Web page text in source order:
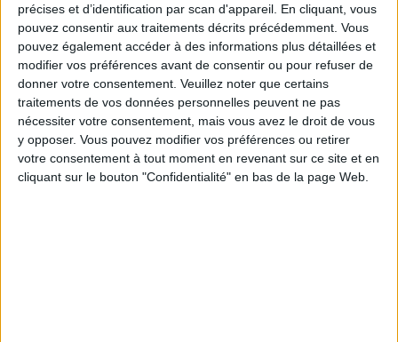
précises et d’identification par scan d'appareil. En cliquant, vous
pouvez consentir aux traitements décrits précédemment. Vous
pouvez également accéder à des informations plus détaillées et
modifier vos préférences avant de consentir ou pour refuser de
donner votre consentement. Veuillez noter que certains
traitements de vos données personnelles peuvent ne pas
nécessiter votre consentement, mais vous avez le droit de vous
y opposer. Vous pouvez modifier vos préférences ou retirer
votre consentement à tout moment en revenant sur ce site et en
cliquant sur le bouton "Confidentialité" en bas de la page Web.
Fraises: elles font toujours partie de cette liste,
notamment parce que les éléments fongiques
poussent les agriculteurs à pulvériser, et les
résidus de pesticides restent sur les fraises
vendues au marché.
Presque 60 produits antiparasitaires différents
sont trouvés dans ces baies, bien que moins